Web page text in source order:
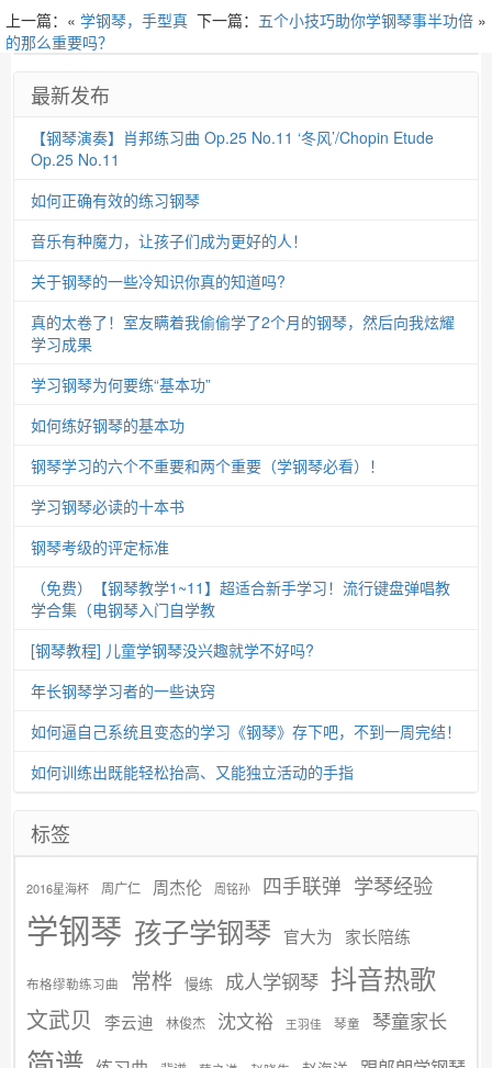
下一篇： 五个小技巧助你学钢琴事半功倍 »
上一篇：« 学钢琴，手型真
的那么重要吗？
最新发布
【钢琴演奏】肖邦练习曲 Op.25 No.11 ‘冬风’/Chopin Etude
Op.25 No.11
如何正确有效的练习钢琴
音乐有种魔力，让孩子们成为更好的人！
关于钢琴的一些冷知识你真的知道吗?
真的太卷了！室友瞒着我偷偷学了2个月的钢琴，然后向我炫耀
学习成果
学习钢琴为何要练“基本功”
如何练好钢琴的基本功
钢琴学习的六个不重要和两个重要（学钢琴必看）！
学习钢琴必读的十本书
钢琴考级的评定标准
（免费）【钢琴教学1~11】超适合新手学习！流行键盘弹唱教
学合集（电钢琴入门自学教
[钢琴教程] 儿童学钢琴没兴趣就学不好吗?
年长钢琴学习者的一些诀窍
如何逼自己系统且变态的学习《钢琴》存下吧，不到一周完结！
如何训练出既能轻松抬高、又能独立活动的手指
标签
2016星海杯 周广仁 周杰伦 周铭孙 四手联弹 学琴经验
学钢琴 孩子学钢琴 官大为 家长陪练
布格缪勒练习曲 常桦 慢练 成人学钢琴 抖音热歌
文武贝 李云迪 林俊杰 沈文裕 王羽佳 琴童 琴童家长